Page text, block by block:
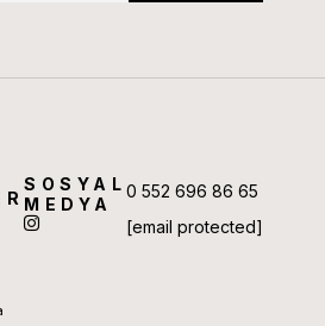
SOSYAL
MEDYA
0 552 696 86 65
[email protected]